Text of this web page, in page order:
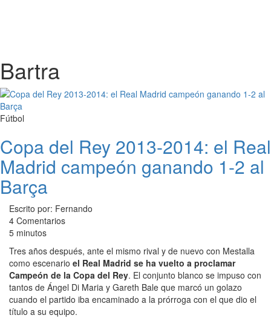
Bartra
Fútbol
Copa del Rey 2013-2014: el Real
Madrid campeón ganando 1-2 al
Barça
Escrito por: Fernando
4 Comentarios
5 minutos
Tres años después, ante el mismo rival y de nuevo con Mestalla
como escenario el Real Madrid se ha vuelto a proclamar
Campeón de la Copa del Rey. El conjunto blanco se impuso con
tantos de Ángel Di Maria y Gareth Bale que marcó un golazo
cuando el partido iba encaminado a la prórroga con el que dio el
título a su equipo.